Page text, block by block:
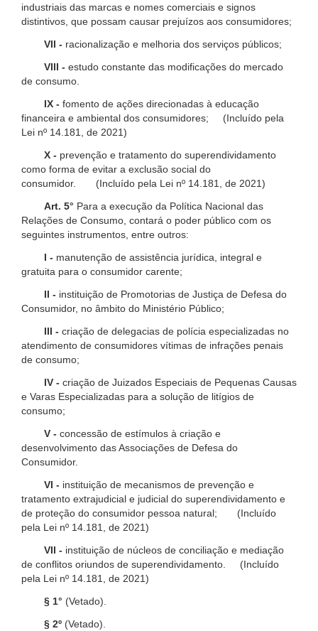
industriais das marcas e nomes comerciais e signos
distintivos, que possam causar prejuízos aos consumidores;
VII - racionalização e melhoria dos serviços públicos;
VIII - estudo constante das modificações do mercado
de consumo.
IX - fomento de ações direcionadas à educação
financeira e ambiental dos consumidores; (Incluído pela
Lei nº 14.181, de 2021)
X - prevenção e tratamento do superendividamento
como forma de evitar a exclusão social do
consumidor. (Incluído pela Lei nº 14.181, de 2021)
Art. 5° Para a execução da Política Nacional das
Relações de Consumo, contará o poder público com os
seguintes instrumentos, entre outros:
I - manutenção de assistência jurídica, integral e
gratuita para o consumidor carente;
II - instituição de Promotorias de Justiça de Defesa do
Consumidor, no âmbito do Ministério Público;
III - criação de delegacias de polícia especializadas no
atendimento de consumidores vítimas de infrações penais
de consumo;
IV - criação de Juizados Especiais de Pequenas Causas
e Varas Especializadas para a solução de litígios de
consumo;
V - concessão de estímulos à criação e
desenvolvimento das Associações de Defesa do
Consumidor.
VI - instituição de mecanismos de prevenção e
tratamento extrajudicial e judicial do superendividamento e
de proteção do consumidor pessoa natural; (Incluído
pela Lei nº 14.181, de 2021)
VII - instituição de núcleos de conciliação e mediação
de conflitos oriundos de superendividamento. (Incluído
pela Lei nº 14.181, de 2021)
§ 1° (Vetado).
§ 2º (Vetado).